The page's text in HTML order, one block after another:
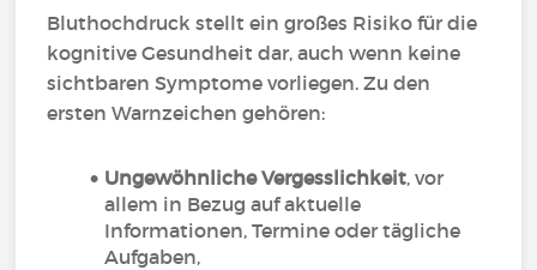
Bluthochdruck stellt ein großes Risiko für die
kognitive Gesundheit dar, auch wenn keine
sichtbaren Symptome vorliegen. Zu den
ersten Warnzeichen gehören:
Ungewöhnliche Vergesslichkeit, vor
allem in Bezug auf aktuelle
Informationen, Termine oder tägliche
Aufgaben,